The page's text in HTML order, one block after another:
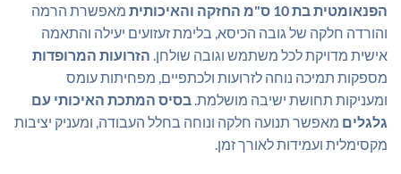
הפנאומטית בת 10 ס"מ החזקה והאיכותית
מאפשרת הרמה
והורדה חלקה של גובה הכיסא, בלימת זעזועים יעילה והתאמה
אישית מדויקת לכל משתמש וגובה שולחן. הזרועות המרופדות
מספקות תמיכה נוחה לזרועות ולכתפיים, מפחיתות עומס
ומעניקות תחושת ישיבה מושלמת. בסיס המתכת האיכותי עם
גלגלים מאפשר תנועה חלקה ונוחה בחלל העבודה, ומעניק יציבות
מקסימלית ועמידות לאורך זמן.